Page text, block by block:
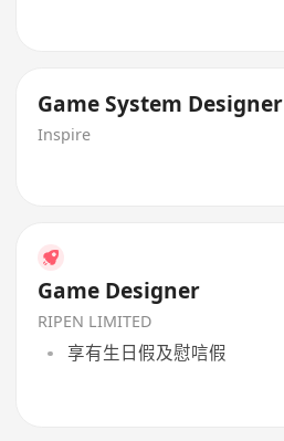
Game System Designer
Inspire
Game Designer
RIPEN LIMITED
享有生日假及慰唁假